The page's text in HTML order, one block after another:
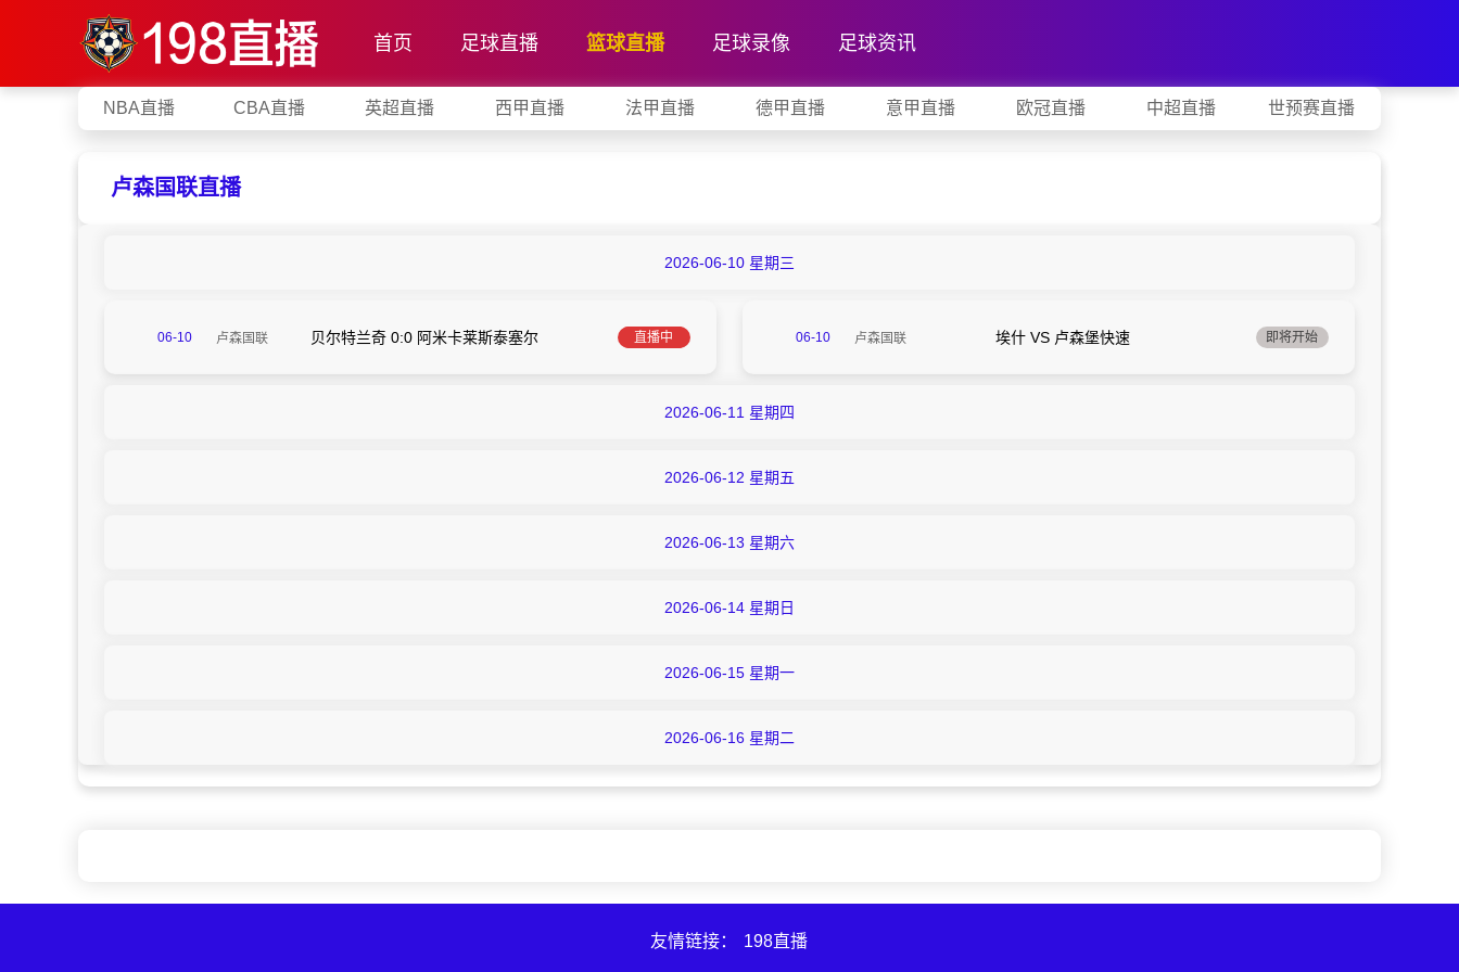
首页 足球直播 篮球直播 足球录像 足球资讯
NBA直播 CBA直播 英超直播 西甲直播 法甲直播 德甲直播 意甲直播 欧冠直播 中超直播 世预赛直播
卢森国联直播
2026-06-10 星期三
06-10 卢森国联 贝尔特兰奇 0:0 阿米卡莱斯泰塞尔 直播中 06-10 卢森国联 埃什 VS 卢森堡快速 即将开始
2026-06-11 星期四
2026-06-12 星期五
2026-06-13 星期六
2026-06-14 星期日
2026-06-15 星期一
2026-06-16 星期二
友情链接： 198直播